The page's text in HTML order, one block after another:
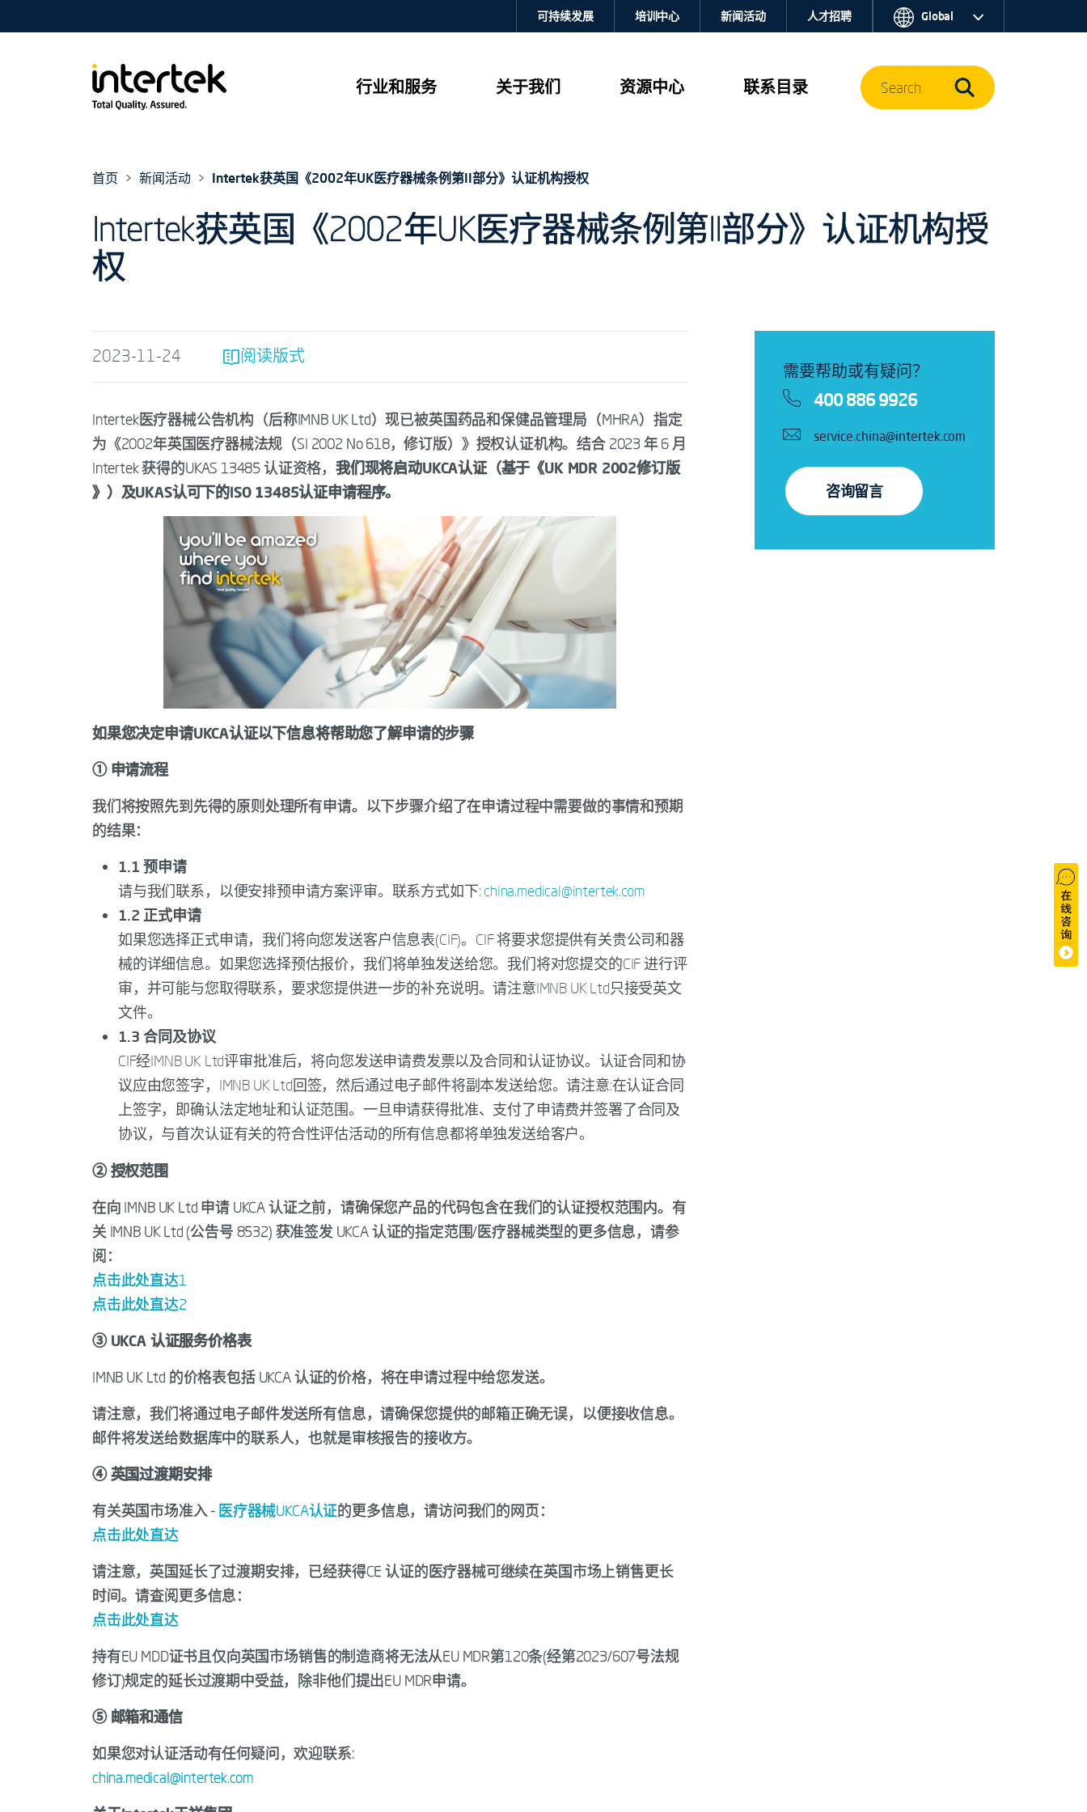
行业和服务 关于我们 资源中心 联系目录
可持续发展 培训中心 新闻活动 人才招聘 Global
Search
首页 新闻活动 Intertek获英国《2002年UK医疗器械条例第II部分》认证机构授权
Intertek获英国《2002年UK医疗器械条例第II部分》认证机构授
权
2023-11-24 阅读版式
Intertek医疗器械公告机构（后称IMNB UK Ltd）现已被英国药品和保健品管理局（MHRA）指定
为《2002年英国医疗器械法规（SI 2002 No 618，修订版）》授权认证机构。结合 2023 年 6 月
Intertek 获得的UKAS 13485 认证资格， 我们现将启动UKCA认证（基于《UK MDR 2002修订版
》）及UKAS认可下的ISO 13485认证申请程序。
如果您决定申请UKCA认证以下信息将帮助您了解申请的步骤
① 申请流程
我们将按照先到先得的原则处理所有申请。以下步骤介绍了在申请过程中需要做的事情和预期
的结果：
1.1 预申请
请与我们联系，以便安排预申请方案评审。联系方式如下: china.medical@intertek.com
1.2 正式申请
如果您选择正式申请，我们将向您发送客户信息表(CIF)。CIF 将要求您提供有关贵公司和器
械的详细信息。如果您选择预估报价，我们将单独发送给您。我们将对您提交的CIF 进行评
审，并可能与您取得联系，要求您提供进一步的补充说明。请注意IMNB UK Ltd只接受英文
文件。
1.3 合同及协议
CIF经IMNB UK Ltd评审批准后，将向您发送申请费发票以及合同和认证协议。认证合同和协
议应由您签字，IMNB UK Ltd回签，然后通过电子邮件将副本发送给您。请注意:在认证合同
上签字，即确认法定地址和认证范围。一旦申请获得批准、支付了申请费并签署了合同及
协议，与首次认证有关的符合性评估活动的所有信息都将单独发送给客户。
② 授权范围
在向 IMNB UK Ltd 申请 UKCA 认证之前，请确保您产品的代码包含在我们的认证授权范围内。有
关 IMNB UK Ltd (公告号 8532) 获准签发 UKCA 认证的指定范围/医疗器械类型的更多信息，请参
阅：
点击此处直达1
点击此处直达2
③ UKCA 认证服务价格表
IMNB UK Ltd 的价格表包括 UKCA 认证的价格，将在申请过程中给您发送。
请注意，我们将通过电子邮件发送所有信息，请确保您提供的邮箱正确无误，以便接收信息。
邮件将发送给数据库中的联系人，也就是审核报告的接收方。
④ 英国过渡期安排
有关英国市场准入 - 医疗器械UKCA认证的更多信息，请访问我们的网页：
点击此处直达
请注意，英国延长了过渡期安排，已经获得CE 认证的医疗器械可继续在英国市场上销售更长
时间。请查阅更多信息：
点击此处直达
持有EU MDD证书且仅向英国市场销售的制造商将无法从EU MDR第120条(经第2023/607号法规
修订)规定的延长过渡期中受益，除非他们提出EU MDR申请。
⑤ 邮箱和通信
如果您对认证活动有任何疑问，欢迎联系:
china.medical@intertek.com
需要帮助或有疑问？
400 886 9926
service.china@intertek.com
咨询留言